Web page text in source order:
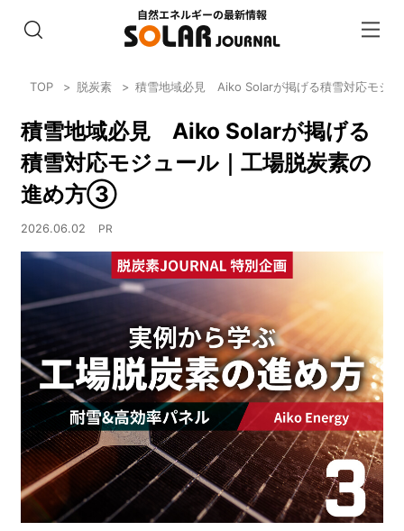
TOP 脱炭素 積雪地域必見 Aiko Solarが掲げる積雪対応モジ
積雪地域必見 Aiko Solarが掲げる
積雪対応モジュール｜工場脱炭素の
進め方③
2026.06.02 PR